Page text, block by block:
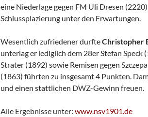
eine Niederlage gegen FM Uli Dresen
Schlussplazierung unter den Erwartungen.
Wesentlich zufriedener durfteChristopher
unterlag er lediglich dem 28er Stefan
Strater (1892) sowie Remisen gegen
(1863) führten zu insgesamt 4 Punkten.
und einen stattlichen DWZ-Gewinn freuen.
Alle Ergebnisse unter: www.nsv1901.de